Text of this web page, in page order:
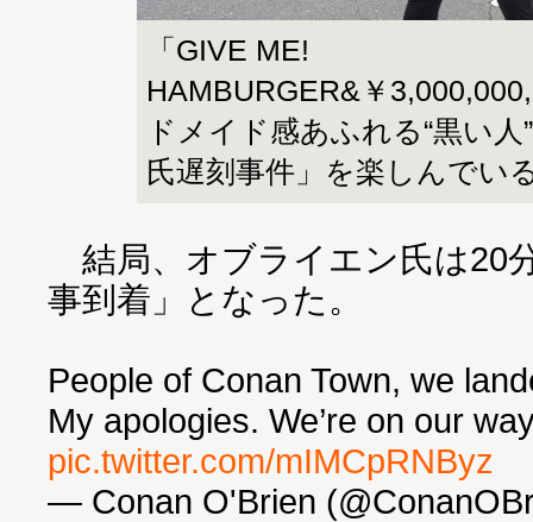
「GIVE ME!
HAMBURGER&￥
ドメイド感あふれる“黒い
氏遅刻事件」を楽しんでい
結局、オブライエン氏は20
事到着」となった。
People of Conan Town, we
My apologies. We’re on our
pic.twitter.com/mIMCpRNByz
— Conan O'Brien